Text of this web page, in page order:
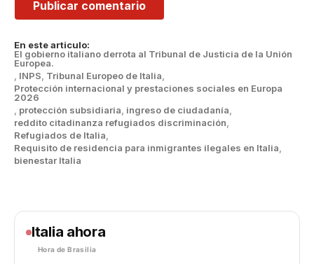
En este articulo:
El gobierno italiano derrota al Tribunal de Justicia de la Unión
Europea.
INPS Tribunal Europeo de Italia
Protección internacional y prestaciones sociales en Europa
2026
protección subsidiaria ingreso de ciudadanía
reddito citadinanza refugiados discriminación
Refugiados de Italia
Requisito de residencia para inmigrantes ilegales en Italia
bienestar Italia
Italia ahora
Hora de Brasilia